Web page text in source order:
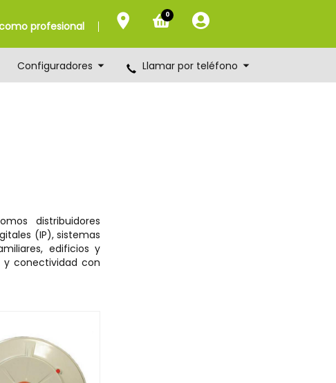
profesional
0
Configuradores Llamar por teléfono
distribuidores
(IP), sistemas
edificios y
y conectividad con